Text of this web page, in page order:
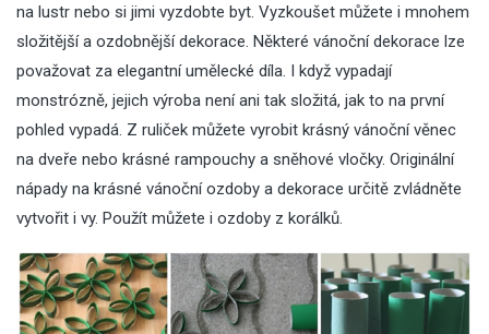
na lustr nebo si jimi vyzdobte byt. Vyzkoušet můžete i mnohem
složitější a ozdobnější dekorace. Některé vánoční dekorace lze
považovat za elegantní umělecké díla. I když vypadají
monstrózně, jejich výroba není ani tak složitá, jak to na první
pohled vypadá. Z ruliček můžete vyrobit krásný vánoční věnec
na dveře nebo krásné rampouchy a sněhové vločky. Originální
nápady na krásné vánoční ozdoby a dekorace určitě zvládněte
vytvořit i vy. Použít můžete i ozdoby z korálků.